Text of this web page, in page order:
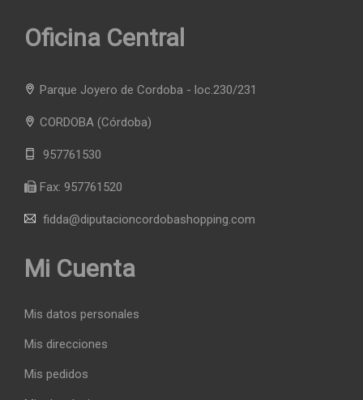
Oficina Central
Parque Joyero de Cordoba - loc.230/231
CORDOBA (Córdoba)
957761530
Fax: 957761520
fidda@diputacioncordobashopping.com
Mi Cuenta
Mis datos personales
Mis direcciones
Mis pedidos